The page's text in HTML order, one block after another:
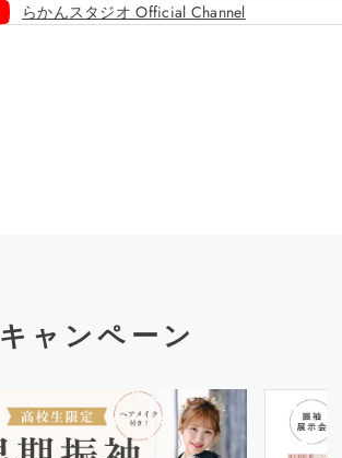
らかんスタジオ Official Channel
キャンペーン